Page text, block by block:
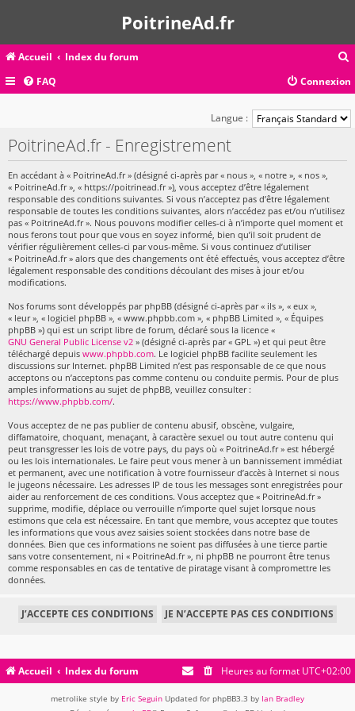
PoitrineAd.fr
Accueil Index du forum
c
FAQ Connexion
Langue :
PoitrineAd.fr - Enregistrement
En accédant à « PoitrineAd.fr » (désigné ci-après par « nous », « notre », « nos »,
« PoitrineAd.fr », « https://poitrinead.fr »), vous acceptez d’être légalement
responsable des conditions suivantes. Si vous n’acceptez pas d’être légalement
responsable de toutes les conditions suivantes, alors n’accédez pas et/ou n’utilisez
pas « PoitrineAd.fr ». Nous pouvons modifier celles-ci à n’importe quel moment et
nous ferons tout pour que vous en soyez informé, bien qu’il soit prudent de
vérifier régulièrement celles-ci par vous-même. Si vous continuez d’utiliser
« PoitrineAd.fr » alors que des changements ont été effectués, vous acceptez d’être
légalement responsable des conditions découlant des mises à jour et/ou
modifications.
Nos forums sont développés par phpBB (désigné ci-après par « ils », « eux »,
« leur », « logiciel phpBB », « www.phpbb.com », « phpBB Limited », « Équipes
phpBB ») qui est un script libre de forum, déclaré sous la licence «
GNU General Public License v2 » (désigné ci-après par « GPL ») et qui peut être
téléchargé depuis www.phpbb.com. Le logiciel phpBB facilite seulement les
discussions sur Internet. phpBB Limited n’est pas responsable de ce que nous
acceptons ou n’acceptons pas comme contenu ou conduite permis. Pour de plus
amples informations au sujet de phpBB, veuillez consulter :
https://www.phpbb.com/.
Vous acceptez de ne pas publier de contenu abusif, obscène, vulgaire,
diffamatoire, choquant, menaçant, à caractère sexuel ou tout autre contenu qui
peut transgresser les lois de votre pays, du pays où « PoitrineAd.fr » est hébergé
ou les lois internationales. Le faire peut vous mener à un bannissement immédiat
et permanent, avec une notification à votre fournisseur d’accès à Internet si nous
le jugeons nécessaire. Les adresses IP de tous les messages sont enregistrées pour
aider au renforcement de ces conditions. Vous acceptez que « PoitrineAd.fr »
supprime, modifie, déplace ou verrouille n’importe quel sujet lorsque nous
estimons que cela est nécessaire. En tant que membre, vous acceptez que toutes
les informations que vous avez saisies soient stockées dans notre base de
données. Bien que ces informations ne soient pas diffusées à une tierce partie
sans votre consentement, ni « PoitrineAd.fr », ni phpBB ne pourront être tenus
comme responsables en cas de tentative de piratage visant à compromettre les
données.
Accueil Index du forum Heures au format UTC+02:00
metrolike style by Eric Seguin Updated for phpBB3.3 by Ian Bradley